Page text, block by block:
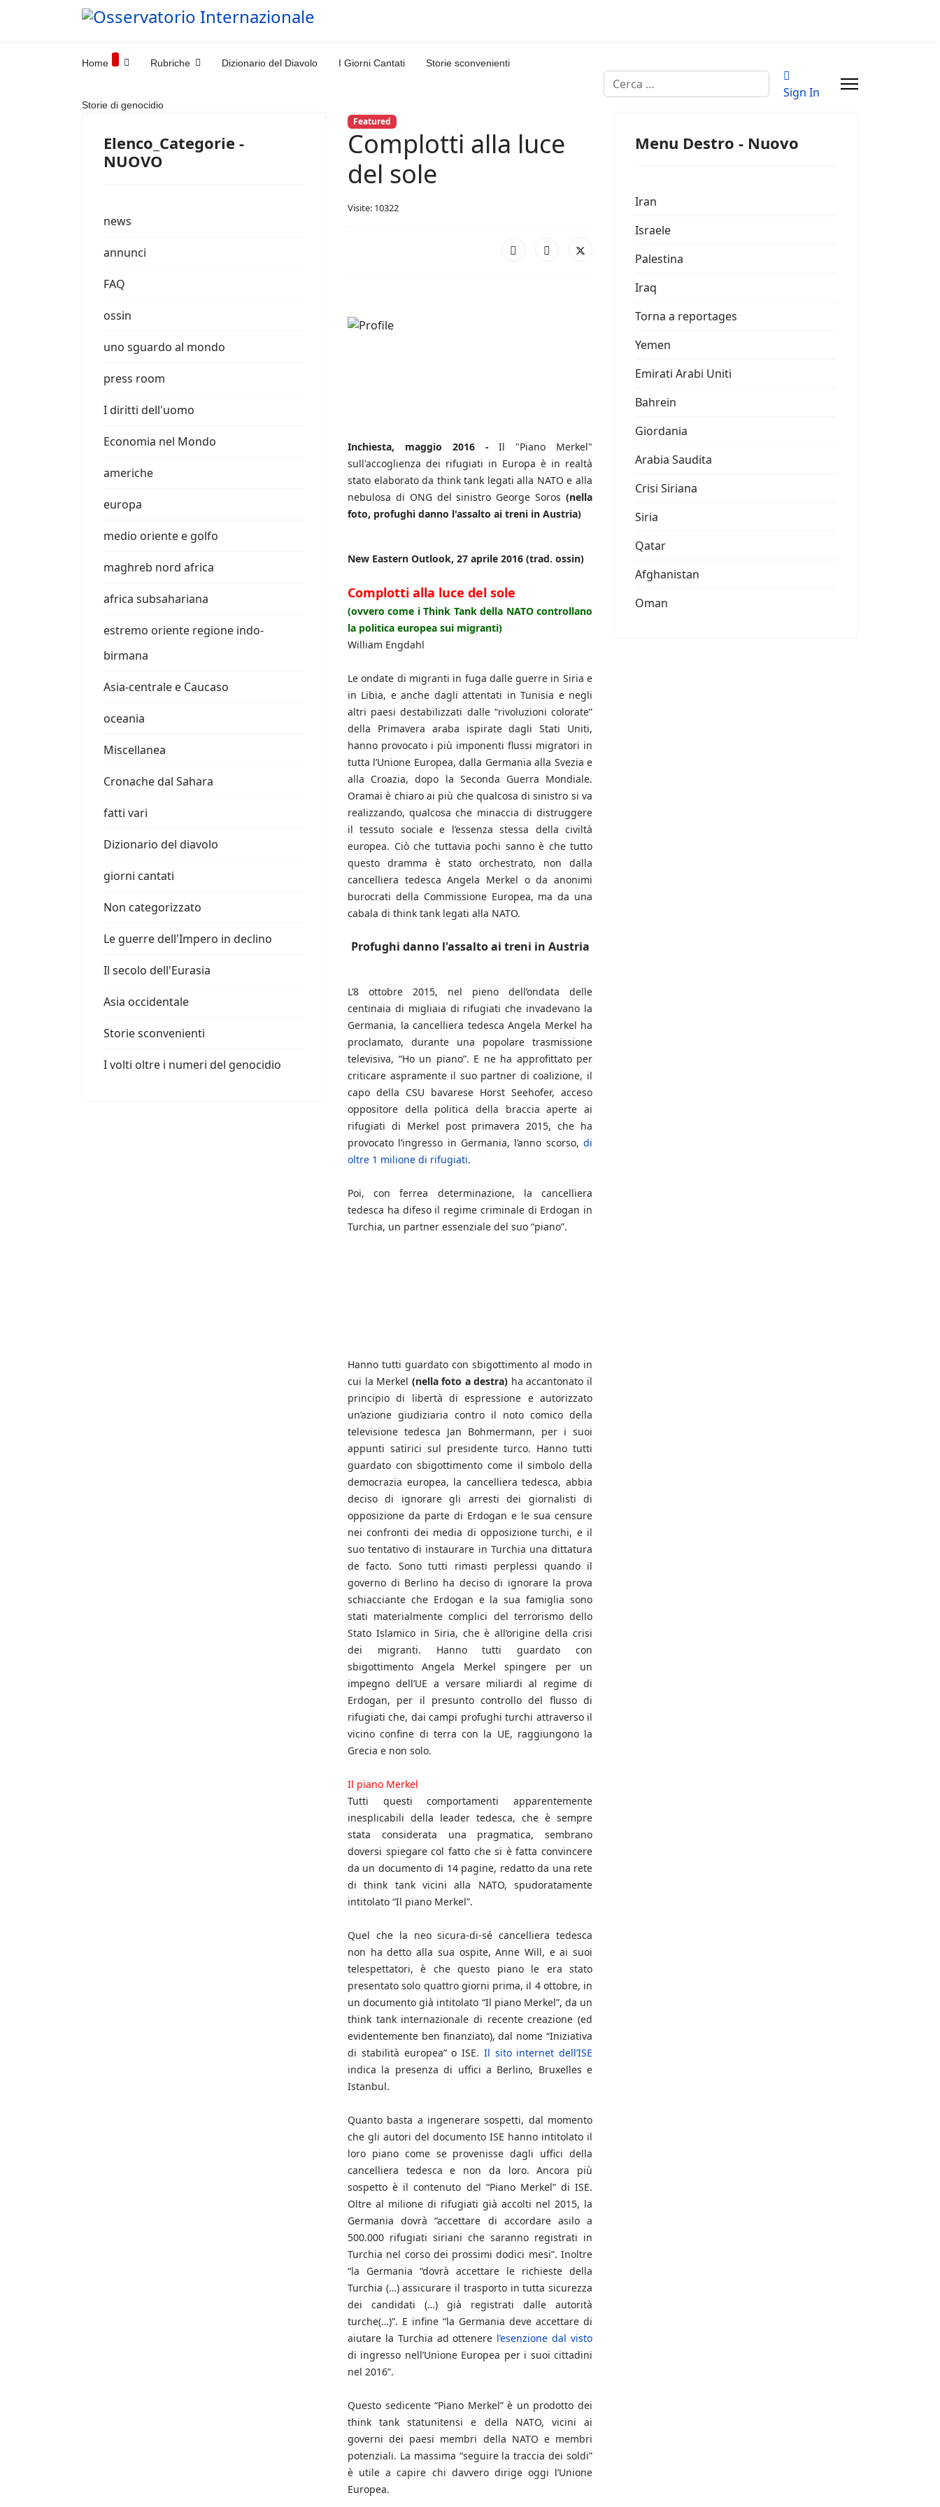
Home Rubriche Dizionario del Diavolo I Giorni Cantati Storie sconvenienti
Storie di genocidio
Cerca
Sign In
Elenco_Categorie -
NUOVO
news
annunci
FAQ
ossin
uno sguardo al mondo
press room
I diritti dell'uomo
Economia nel Mondo
americhe
europa
medio oriente e golfo
maghreb nord africa
africa subsahariana
estremo oriente regione indo-
birmana
Asia-centrale e Caucaso
oceania
Miscellanea
Cronache dal Sahara
fatti vari
Dizionario del diavolo
giorni cantati
Non categorizzato
Le guerre dell'Impero in declino
Il secolo dell'Eurasia
Asia occidentale
Storie sconvenienti
I volti oltre i numeri del genocidio
Featured
Complotti alla luce
del sole
Visite: 10322
Inchiesta, maggio 2016 - Il "Piano Merkel"
sull'accoglienza dei rifugiati in Europa è in realtà
stato elaborato da think tank legati alla NATO e alla
nebulosa di ONG del sinistro George Soros (nella
foto, profughi danno l'assalto ai treni in Austria)
New Eastern Outlook, 27 aprile 2016 (trad. ossin)
Complotti alla luce del sole
(ovvero come i Think Tank della NATO controllano
la politica europea sui migranti)
William Engdahl
Le ondate di migranti in fuga dalle guerre in Siria e
in Libia, e anche dagli attentati in Tunisia e negli
altri paesi destabilizzati dalle “rivoluzioni colorate”
della Primavera araba ispirate dagli Stati Uniti,
hanno provocato i più imponenti flussi migratori in
tutta l’Unione Europea, dalla Germania alla Svezia e
alla Croazia, dopo la Seconda Guerra Mondiale.
Oramai è chiaro ai più che qualcosa di sinistro si va
realizzando, qualcosa che minaccia di distruggere
il tessuto sociale e l’essenza stessa della civiltà
europea. Ciò che tuttavia pochi sanno è che tutto
questo dramma è stato orchestrato, non dalla
cancelliera tedesca Angela Merkel o da anonimi
burocrati della Commissione Europea, ma da una
cabala di think tank legati alla NATO.
Profughi danno l'assalto ai treni in Austria
L’8 ottobre 2015, nel pieno dell’ondata delle
centinaia di migliaia di rifugiati che invadevano la
Germania, la cancelliera tedesca Angela Merkel ha
proclamato, durante una popolare trasmissione
televisiva, “Ho un piano”. E ne ha approfittato per
criticare aspramente il suo partner di coalizione, il
capo della CSU bavarese Horst Seehofer, acceso
oppositore della politica della braccia aperte ai
rifugiati di Merkel post primavera 2015, che ha
provocato l’ingresso in Germania, l’anno scorso, di
oltre 1 milione di rifugiati.
Poi, con ferrea determinazione, la cancelliera
tedesca ha difeso il regime criminale di Erdogan in
Turchia, un partner essenziale del suo “piano”.
Hanno tutti guardato con sbigottimento al modo in
cui la Merkel (nella foto a destra) ha accantonato il
principio di libertà di espressione e autorizzato
un’azione giudiziaria contro il noto comico della
televisione tedesca Jan Bohmermann, per i suoi
appunti satirici sul presidente turco. Hanno tutti
guardato con sbigottimento come il simbolo della
democrazia europea, la cancelliera tedesca, abbia
deciso di ignorare gli arresti dei giornalisti di
opposizione da parte di Erdogan e le sua censure
nei confronti dei media di opposizione turchi, e il
suo tentativo di instaurare in Turchia una dittatura
de facto. Sono tutti rimasti perplessi quando il
governo di Berlino ha deciso di ignorare la prova
schiacciante che Erdogan e la sua famiglia sono
stati materialmente complici del terrorismo dello
Stato Islamico in Siria, che è all’origine della crisi
dei migranti. Hanno tutti guardato con
sbigottimento Angela Merkel spingere per un
impegno dell’UE a versare miliardi al regime di
Erdogan, per il presunto controllo del flusso di
rifugiati che, dai campi profughi turchi attraverso il
vicino confine di terra con la UE, raggiungono la
Grecia e non solo.
Il piano Merkel
Tutti questi comportamenti apparentemente
inesplicabili della leader tedesca, che è sempre
stata considerata una pragmatica, sembrano
doversi spiegare col fatto che si è fatta convincere
da un documento di 14 pagine, redatto da una rete
di think tank vicini alla NATO, spudoratamente
intitolato “Il piano Merkel”.
Quel che la neo sicura-di-sé cancelliera tedesca
non ha detto alla sua ospite, Anne Will, e ai suoi
telespettatori, è che questo piano le era stato
presentato solo quattro giorni prima, il 4 ottobre, in
un documento già intitolato “Il piano Merkel”, da un
think tank internazionale di recente creazione (ed
evidentemente ben finanziato), dal nome “Iniziativa
di stabilità europea” o ISE. Il sito internet dell’ISE
indica la presenza di uffici a Berlino, Bruxelles e
Istanbul.
Quanto basta a ingenerare sospetti, dal momento
che gli autori del documento ISE hanno intitolato il
loro piano come se provenisse dagli uffici della
cancelliera tedesca e non da loro. Ancora più
sospetto è il contenuto del “Piano Merkel” di ISE.
Oltre al milione di rifugiati già accolti nel 2015, la
Germania dovrà “accettare di accordare asilo a
500.000 rifugiati siriani che saranno registrati in
Turchia nel corso dei prossimi dodici mesi”. Inoltre
“la Germania “dovrà accettare le richieste della
Turchia (…) assicurare il trasporto in tutta sicurezza
dei candidati (…) già registrati dalle autorità
turche(…)”. E infine “la Germania deve accettare di
aiutare la Turchia ad ottenere l’esenzione dal visto
di ingresso nell’Unione Europea per i suoi cittadini
nel 2016”.
Questo sedicente “Piano Merkel” è un prodotto dei
think tank statunitensi e della NATO, vicini ai
governi dei paesi membri della NATO e membri
potenziali. La massima “seguire la traccia dei soldi”
è utile a capire chi davvero dirige oggi l’Unione
Europea.
Menu Destro - Nuovo
Iran
Israele
Palestina
Iraq
Torna a reportages
Yemen
Emirati Arabi Uniti
Bahrein
Giordania
Arabia Saudita
Crisi Siriana
Siria
Qatar
Afghanistan
Oman